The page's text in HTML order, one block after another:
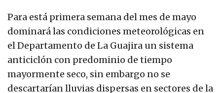
Para está primera semana del mes de mayo
dominará las condiciones meteorológicas en
el Departamento de La Guajira un sistema
anticiclón con predominio de tiempo
mayormente seco, sin embargo no se
descartarían lluvias dispersas en sectores de la